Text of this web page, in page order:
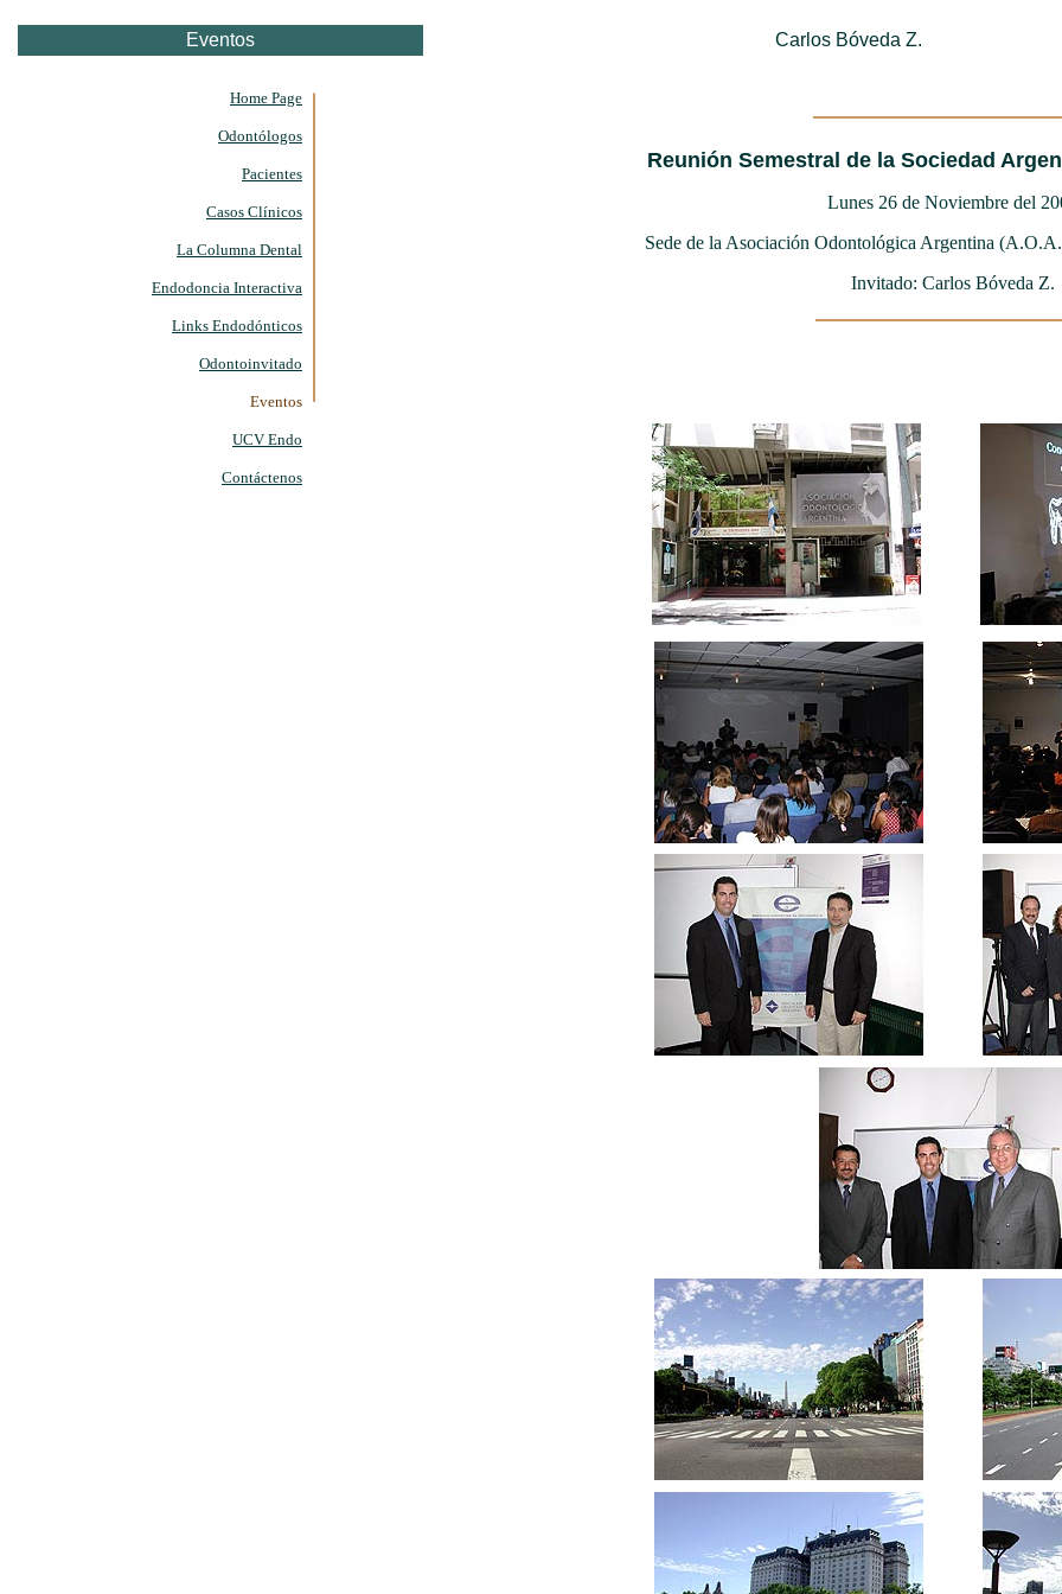
Eventos Carlos Bóveda Z.
Home Page
Odontólogos
Pacientes
Casos Clínicos
La Columna Dental
Endodoncia Interactiva
Links Endodónticos
Odontoinvitado
Eventos
UCV Endo
Contáctenos
Reunión Semestral de la Sociedad
Lunes 26 de Noviembre del
Sede de la Asociación Odontológica Argentina
Invitado: Carlos Bóveda Z.